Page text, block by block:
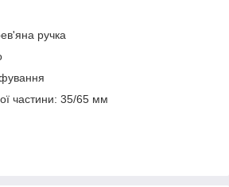
ручка
частини: 35/65 мм